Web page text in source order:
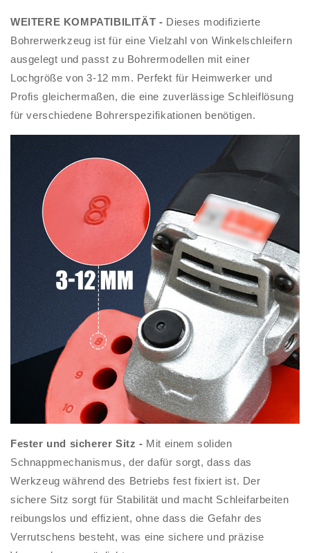
WEITERE KOMPATIBILITÄT - Dieses modifizierte
Bohrerwerkzeug ist für eine Vielzahl von Winkelschleifern
ausgelegt und passt zu Bohrermodellen mit einer
Lochgröße von 3-12 mm. Perfekt für Heimwerker und
Profis gleichermaßen, die eine zuverlässige Schleiflösung
für verschiedene Bohrerspezifikationen benötigen.
Fester und sicherer Sitz - Mit einem soliden
Schnappmechanismus, der dafür sorgt, dass das
Werkzeug während des Betriebs fest fixiert ist. Der
sichere Sitz sorgt für Stabilität und macht Schleifarbeiten
reibungslos und effizient, ohne dass die Gefahr des
Verrutschens besteht, was eine sichere und präzise